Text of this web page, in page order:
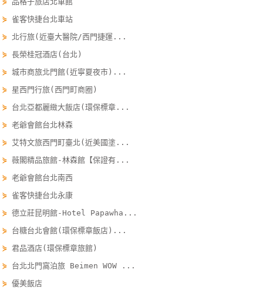
單
管
理
會
員
帳
戶
客
服
絡
單
⋟雀客快捷台北車站
⋟北行旅(近臺大醫院/西門捷運...
⋟長榮桂冠酒店(台北)
⋟城市商旅北門館(近寧夏夜市)...
⋟ 星西門行旅(西門町商圈)
⋟ 台北亞都麗緻大飯店(環保標章...
⋟老爺會館台北林森
⋟艾特文旅西門町臺北(近美國塗...
⋟薇閣精品旅館-林森館【保證有...
⋟老爺會館台北南西
⋟雀客快捷台北永康
⋟德立莊昆明館-Hotel Papawha...
⋟ 台糖台北會館(環保標章飯店)...
⋟君品酒店(環保標章旅館)
⋟ 台北北門窩泊旅 Beimen WOW ...
⋟優美飯店